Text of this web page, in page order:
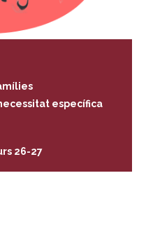
específica
26-27